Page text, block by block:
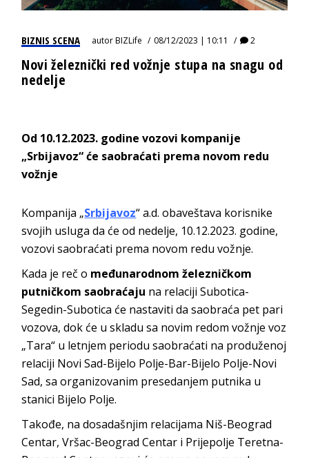
BIZNIS SCENA autorBIZLife 08/12/2023 | 10:11 2
Novi železnički red vožnje stupa na snagu od
nedelje
Od 10.12.2023. godine vozovi kompanije
„Srbijavoz“ će saobraćati prema novom redu
vožnje
Kompanija „Srbijavoz“ a.d. obaveštava korisnike
svojih usluga da će od nedelje, 10.12.2023. godine,
vozovi saobraćati prema novom redu vožnje.
Kada je reč o međunarodnom železničkom
putničkom saobraćaju na relaciji Subotica-
Segedin-Subotica će nastaviti da saobraća pet pari
vozova, dok će u skladu sa novim redom vožnje voz
„Tara“ u letnjem periodu saobraćati na produženoj
relaciji Novi Sad-Bijelo Polje-Bar-Bijelo Polje-Novi
Sad, sa organizovanim presedanjem putnika u
stanici Bijelo Polje.
Takođe, na dosadašnjim relacijama Niš-Beograd
Centar, Vršac-Beograd Centar i Prijepolje Teretna-